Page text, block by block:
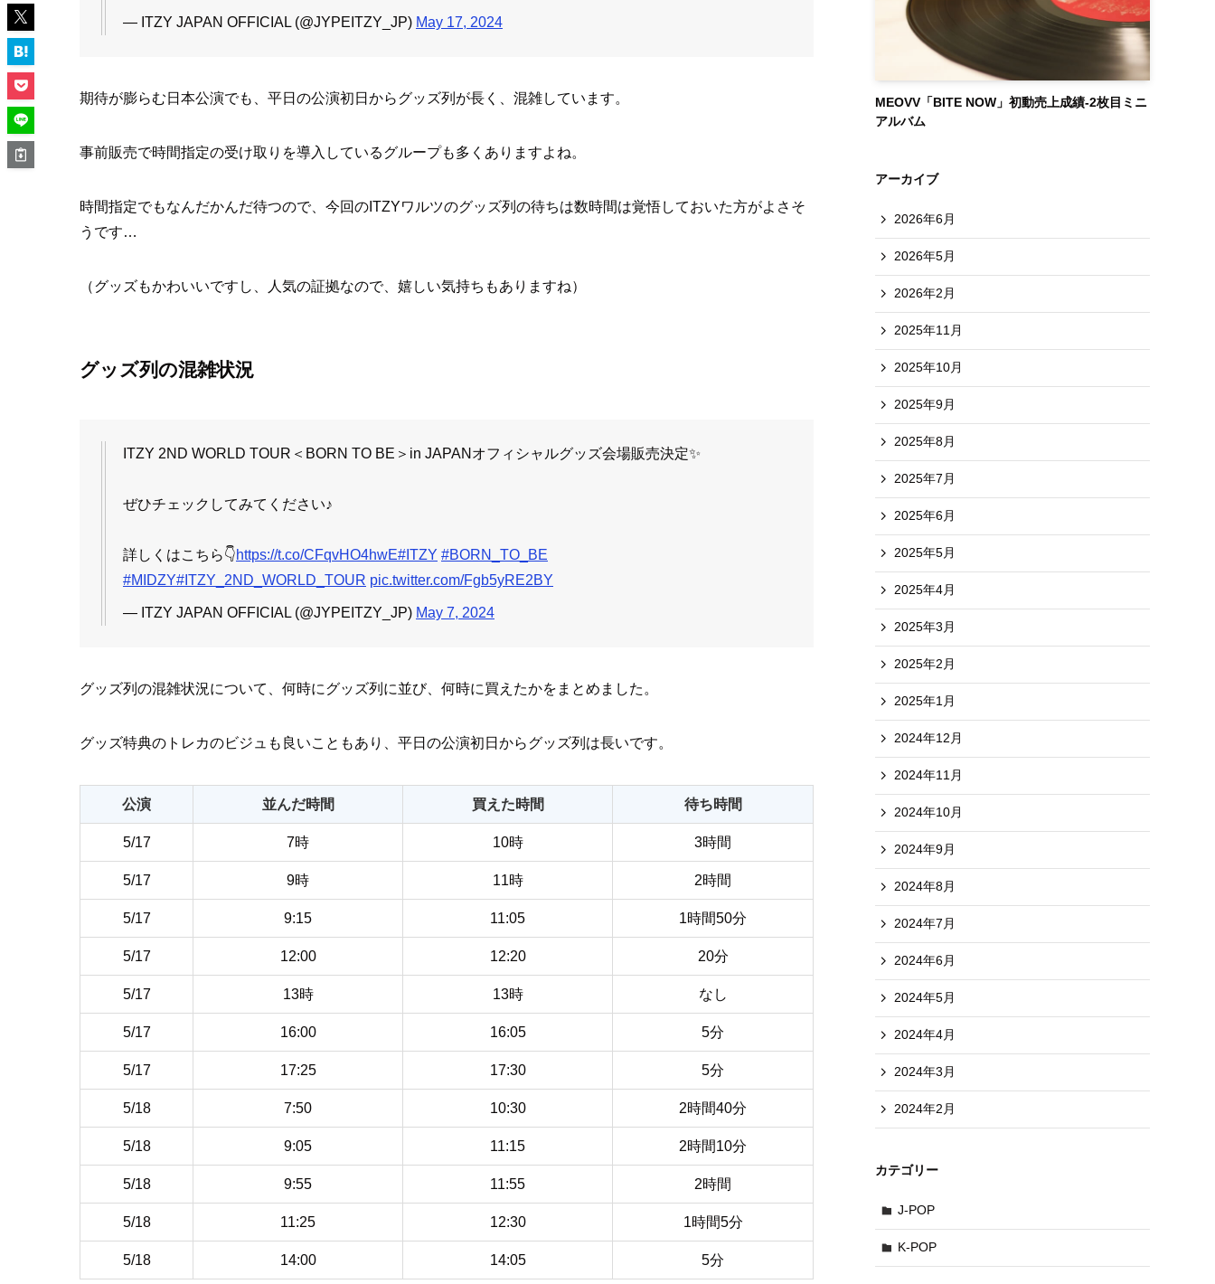
— ITZY JAPAN OFFICIAL (@JYPEITZY_JP) May 17, 2024
期待が膨らむ日本公演でも、平日の公演初日からグッズ列が長く、混雑しています。
事前販売で時間指定の受け取りを導入しているグループも多くありますよね。
時間指定でもなんだかんだ待つので、今回のITZYワルツのグッズ列の待ちは数時間は覚悟しておいた方がよさそ
うです…
（グッズもかわいいですし、人気の証拠なので、嬉しい気持ちもありますね）
グッズ列の混雑状況
ITZY 2ND WORLD TOUR＜BORN TO BE＞in JAPANオフィシャルグッズ会場販売決定✨
ぜひチェックしてみてください♪
詳しくはこちら👇https://t.co/CFqvHO4hwE#ITZY #BORN_TO_BE
#MIDZY#ITZY_2ND_WORLD_TOUR pic.twitter.com/Fgb5yRE2BY
— ITZY JAPAN OFFICIAL (@JYPEITZY_JP) May 7, 2024
グッズ列の混雑状況について、何時にグッズ列に並び、何時に買えたかをまとめました。
グッズ特典のトレカのビジュも良いこともあり、平日の公演初日からグッズ列は長いです。
公演 並んだ時間 買えた時間 待ち時間
5/17 7時 10時 3時間
5/17 9時 11時 2時間
5/17 9:15 11:05 1時間50分
5/17 12:00 12:20 20分
5/17 13時 13時 なし
5/17 16:00 16:05 5分
5/17 17:25 17:30 5分
5/18 7:50 10:30 2時間40分
5/18 9:05 11:15 2時間10分
5/18 9:55 11:55 2時間
5/18 11:25 12:30 1時間5分
5/18 14:00 14:05 5分
MEOVV「BITE NOW」初動売上成績-2枚目ミニ
アルバム
アーカイブ
2026年6月
2026年5月
2026年2月
2025年11月
2025年10月
2025年9月
2025年8月
2025年7月
2025年6月
2025年5月
2025年4月
2025年3月
2025年2月
2025年1月
2024年12月
2024年11月
2024年10月
2024年9月
2024年8月
2024年7月
2024年6月
2024年5月
2024年4月
2024年3月
2024年2月
カテゴリー
J-POP
K-POP